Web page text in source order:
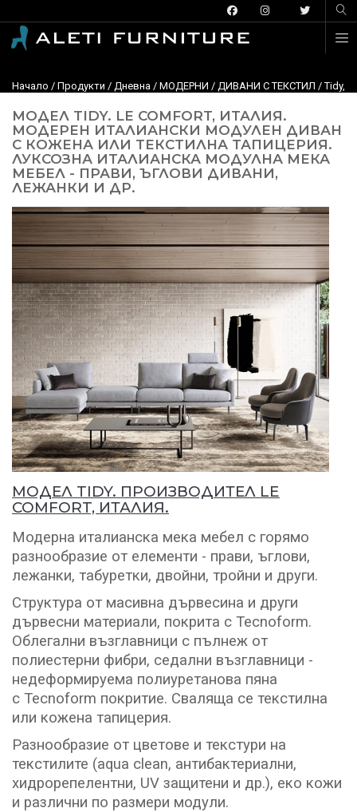
Начало / Продукти / Дневна / МОДЕРНИ / ДИВАНИ С ТЕКСТИЛ / Tidy,
МОДЕЛ TIDY. LE COMFORT, ИТАЛИЯ.
МОДЕРЕН ИТАЛИАНСКИ МОДУЛЕН ДИВАН
С КОЖЕНА ИЛИ ТЕКСТИЛНА ТАПИЦЕРИЯ.
ЛУКСОЗНА ИТАЛИАНСКА МОДУЛНА МЕКА
МЕБЕЛ - ПРАВИ, ЪГЛОВИ ДИВАНИ,
ЛЕЖАНКИ И ДР.
МОДЕЛ TIDY. ПРОИЗВОДИТЕЛ LE
COMFORT, ИТАЛИЯ.
Модерна италианска мека мебел с горямо
разнообразие от елементи - прави, ъглови,
лежанки, табуретки, двойни, тройни и други.
Структура от масивна дървесина и други
дървесни материали, покрита с Tecnoform.
Облегални възглавници с пълнеж от
полиестерни фибри, седални възглавници -
недеформируема полиуретанова пяна
с Tecnoform покритие. Сваляща се текстилна
или кожена тапицерия.
Разнообразие от цветове и текстури на
текстилите (aqua clean, антибактериални,
хидрорепелентни, UV защитени и др.), еко кожи
и различни по размери модули.